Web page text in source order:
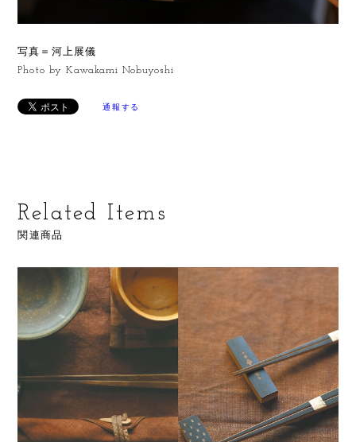
写真＝河上展儀
Photo by Kawakami Nobuyoshi
通報する
Related Items
関連商品